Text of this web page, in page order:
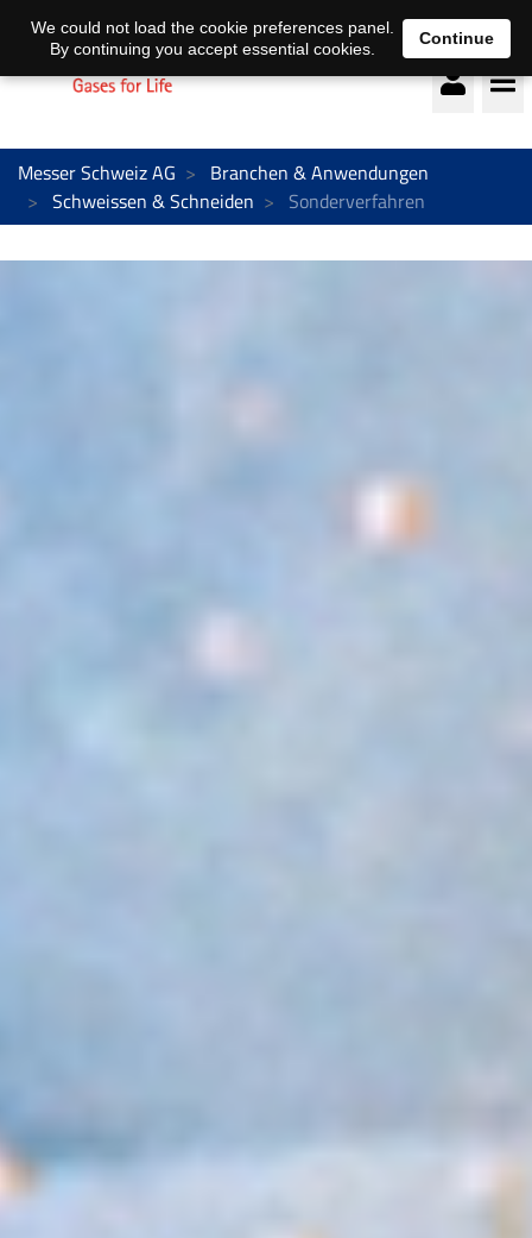
Deutsch français
Messer Schweiz AG
Branchen & Anwendungen
Schweissen & Schneiden
Sonderverfahren
We could not load the cookie preferences panel.
By continuing you accept essential cookies.
Continue